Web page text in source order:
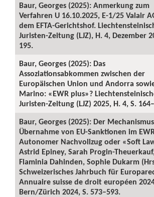
Baur, Georges (2025): Anmerkung zum
Verfahren U 16.10.2025, E-1/25 Valair
dem EFTA-Gerichtshof.
Juristen-Zeitung (LJZ), H. 4, Dezember
195.
Baur, Georges (2025): Das
Assoziationsabkommen zwischen der
Europäischen Union und Andorra
Marino: «EWR plus»?
Juristen-Zeitung (LJZ) 2025, H. 4, S.
Baur, Georges (2025): Der
Übernahme von EU-Sanktionen im
Autonomer Nachvollzug oder «Soft
Astrid Epiney, Sarah Progin-
Flaminia Dahinden, Sophie Dukarm
Schweizerisches Jahrbuch für
Annuaire suisse de droit européen
Bern/Zürich 2024, S. 573–593.